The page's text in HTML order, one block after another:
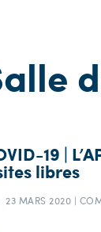
19 |
libres
23 MARS 2020 |